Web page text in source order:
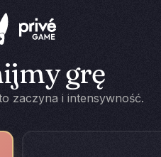
grę
zaczyna i intensywność.